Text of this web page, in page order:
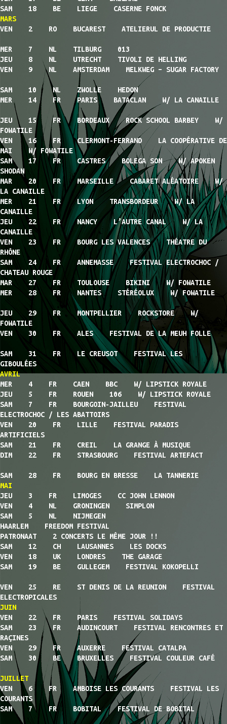
SAM 18 BE LIEGE CASERNE FONCK
MARS
VEN 2 RO BUCAREST ATELIERUL DE PRODUCTIE
MER 7 NL TILBURG 013
JEU 8 NL UTRECHT TIVOLI DE HELLING
VEN 9 NL AMSTERDAM MELKWEG – SUGAR FACTORY
SAM 10 NL ZWOLLE HEDON
MER 14 FR PARIS BATACLAN W/ LA CANAILLE
JEU 15 FR BORDEAUX ROCK SCHOOL BARBEY W/
FOWATILE
VEN 16 FR CLERMONT-FERRAND LA COOPÉRATIVE DE
MAI W/ FOWATILE
SAM 17 FR CASTRES BOLEGA SON W/ APOKEN
SHODAN
MAR 20 FR MARSEILLE CABARET ALÉATOIRE W/
LA CANAILLE
MER 21 FR LYON TRANSBORDEUR W/ LA
CANAILLE
JEU 22 FR NANCY L’AUTRE CANAL W/ LA
CANAILLE
VEN 23 FR BOURG LES VALENCES THÉATRE DU
RHÔNE
SAM 24 FR ANNEMASSE FESTIVAL ELECTROCHOC /
CHATEAU ROUGE
MAR 27 FR TOULOUSE BIKINI W/ FOWATILE
MER 28 FR NANTES STÉRÉOLUX W/ FOWATILE
JEU 29 FR MONTPELLIER ROCKSTORE W/
FOWATILE
VEN 30 FR ALES FESTIVAL DE LA MEUH FOLLE
SAM 31 FR LE CREUSOT FESTIVAL LES
GIBOULÉES
AVRIL
MER 4 FR CAEN BBC W/ LIPSTICK ROYALE
JEU 5 FR ROUEN 106 W/ LIPSTICK ROYALE
SAM 7 FR BOURGOIN-JAILLEU FESTIVAL
ELECTROCHOC / LES ABATTOIRS
VEN 20 FR LILLE FESTIVAL PARADIS
ARTIFICIELS
SAM 21 FR CREIL LA GRANGE À MUSIQUE
DIM 22 FR STRASBOURG FESTIVAL ARTEFACT
SAM 28 FR BOURG EN BRESSE LA TANNERIE
MAI
JEU 3 FR LIMOGES CC JOHN LENNON
VEN 4 NL GRONINGEN SIMPLON
SAM 5 NL NIJMEGEN
HAARLEM FREEDOM FESTIVAL
PATRONAAT 2 CONCERTS LE MÊME JOUR !!
SAM 12 CH LAUSANNES LES DOCKS
VEN 18 UK LONDRES THE GARAGE
SAM 19 BE GULLEGEM FESTIVAL KOKOPELLI
VEN 25 RE ST DENIS DE LA REUNION FESTIVAL
ELECTROPICALES
JUIN
VEN 22 FR PARIS FESTIVAL SOLIDAYS
SAM 23 FR AUDINCOURT FESTIVAL RENCONTRES ET
RAÇINES
VEN 29 FR AUXERRE FESTIVAL CATALPA
SAM 30 BE BRUXELLES FESTIVAL COULEUR CAFÉ
JUILLET
VEN 6 FR AMBOISE LES COURANTS FESTIVAL LES
COURANTS
SAM 7 FR BOBITAL FESTIVAL DE BOBITAL